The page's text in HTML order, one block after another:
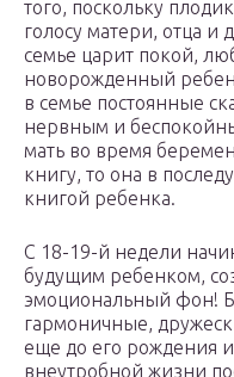
того, поскольку
голосу матери, отца и
семье царит покой,
новорожденный
в семье постоянные
нервным и
мать во время
книгу, то она в
книгой ребенка.
С 18-19-й недели
будущим ребенком,
эмоциональный фон!
гармоничные,
еще до его рождения и
внеутробной жизни